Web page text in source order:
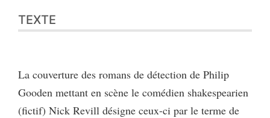
TEXTE
La couverture des romans de détection de Philip
Gooden mettant en scène le comédien shakespearien
(fictif) Nick Revill désigne ceux-ci par le terme de